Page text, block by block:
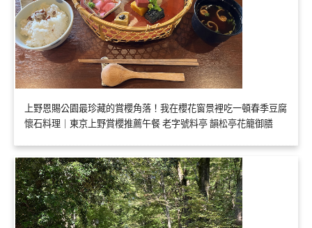
上野恩賜公園最珍藏的賞櫻角落！我在櫻花窗景裡吃一頓春季豆腐
懷石料理｜東京上野賞櫻推薦午餐 老字號料亭 韻松亭花籠御膳